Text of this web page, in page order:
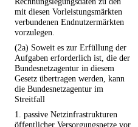
mit diesen Vorleistungsmärkten
verbundenen Endnutzermärkten
vorzulegen.
(2a) Soweit es zur Erfüllung der
Aufgaben erforderlich ist, die der
Bundesnetzagentur in diesem
Gesetz übertragen werden, kann
die Bundesnetzagentur im
Streitfall
1. passive Netzinfrastrukturen
öffentlicher Versorgungsnetze vor